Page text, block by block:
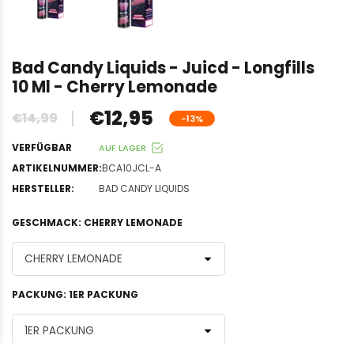
Bad Candy Liquids - Juicd - Longfills
10 Ml - Cherry Lemonade
€14,99 €12,95 -13%
VERFÜGBAR AUF LAGER
ARTIKELNUMMER:BCA10JCL-A
HERSTELLER:
BAD CANDY LIQUIDS
GESCHMACK: CHERRY LEMONADE
PACKUNG: 1ER PACKUNG